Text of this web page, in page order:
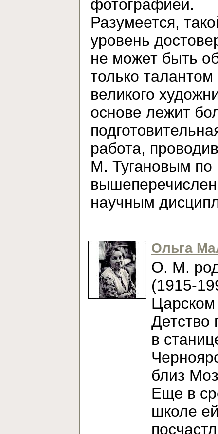
фотографией.
Разумеется,
уровень
не может быть
только талантом
великого
основе лежит
работа,
М. Тугановым по
научным
Ольга
О. М.
(1915-
Детство
в
близ
Еще в
школе